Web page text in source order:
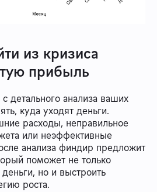
из кризиса
прибыль
детального анализа ваших
куда уходят деньги.
расходы, неправильное
или неэффективные
анализа финдир предложит
поможет не только
но и выстроить
роста.